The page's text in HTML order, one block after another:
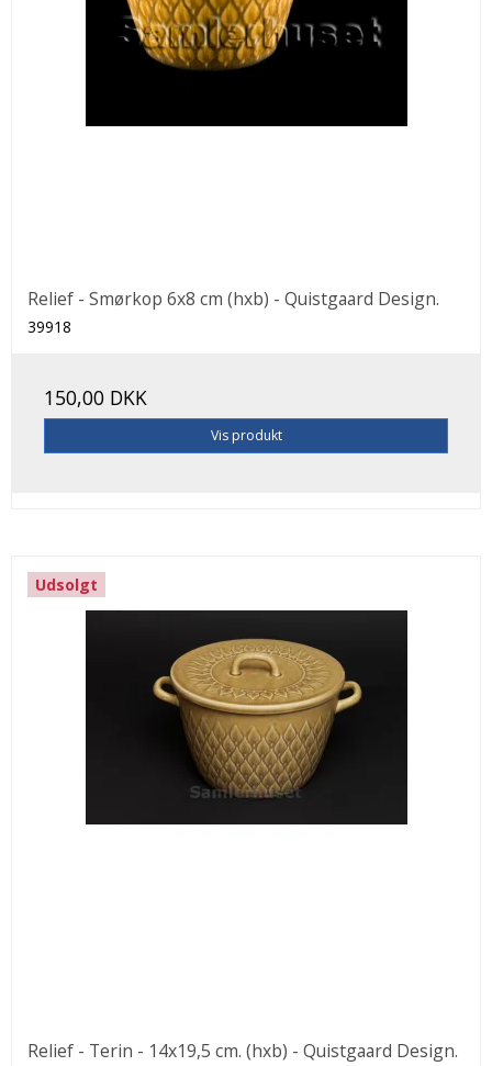
Relief - Smørkop 6x8 cm (hxb) - Quistgaard Design.
39918
150,00 DKK
Vis produkt
Udsolgt
Relief - Terin - 14x19,5 cm. (hxb) - Quistgaard Design.